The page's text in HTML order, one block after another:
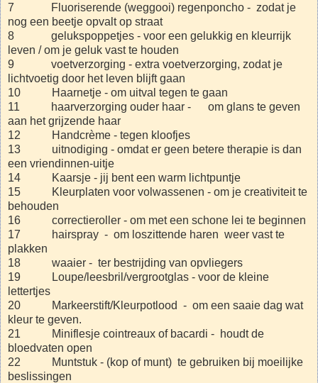
7 Fluoriserende (weggooi) regenponcho - zodat je
nog een beetje opvalt op straat
8 gelukspoppetjes - voor een gelukkig en kleurrijk
leven / om je geluk vast te houden
9 voetverzorging - extra voetverzorging, zodat je
lichtvoetig door het leven blijft gaan
10 Haarnetje - om uitval tegen te gaan
11 haarverzorging ouder haar - om glans te geven
aan het grijzende haar
12 Handcrème - tegen kloofjes
13 uitnodiging - omdat er geen betere therapie is dan
een vriendinnen-uitje
14 Kaarsje - jij bent een warm lichtpuntje
15 Kleurplaten voor volwassenen - om je creativiteit te
behouden
16 correctieroller - om met een schone lei te beginnen
17 hairspray - om loszittende haren weer vast te
plakken
18 waaier - ter bestrijding van opvliegers
19 Loupe/leesbril/vergrootglas - voor de kleine
lettertjes
20 Markeerstift/Kleurpotlood - om een saaie dag wat
kleur te geven.
21 Miniflesje cointreaux of bacardi - houdt de
bloedvaten open
22 Muntstuk - (kop of munt) te gebruiken bij moeilijke
beslissingen